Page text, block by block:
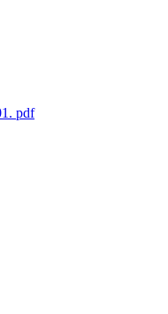
pdf